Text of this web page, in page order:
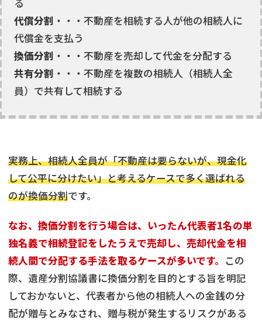
代償分割 ・・・不動産を相続する人が他の相続人に
代償金を支払う
換価分割 ・・・不動産を売却して代金を分配する
共有分割 ・・・不動産を複数の相続人（相続人全
員）で共有して相続する
実務上、相続人全員が「不動産は要らないが、現金化
して公平に分けたい」と考えるケースで多く選ばれる
のが換価分割です。
なお、換価分割を行う場合は、いったん代表者1名の単
独名義で相続登記をしたうえで売却し、売却代金を相
続人間で分配する手法を取るケースが多いです。 この
際、遺産分割協議書に換価分割を目的とする旨を明記
しておかないと、代表者から他の相続人への金銭の分
配が贈与とみなされ、贈与税が発生するリスクがある